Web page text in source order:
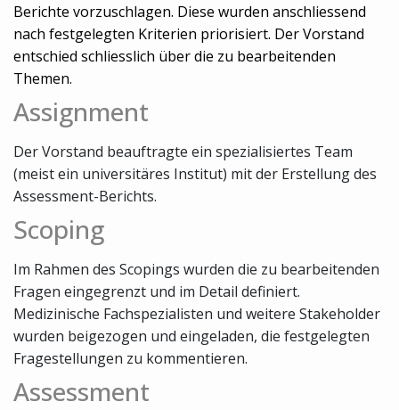
Berichte vorzuschlagen. Diese wurden anschliessend
nach festgelegten Kriterien priorisiert. Der Vorstand
entschied schliesslich über die zu bearbeitenden
Themen.
Assignment
Der Vorstand beauftragte ein spezialisiertes Team
(meist ein universitäres Institut) mit der Erstellung des
Assessment-Berichts.
Scoping
Im Rahmen des Scopings wurden die zu bearbeitenden
Fragen eingegrenzt und im Detail definiert.
Medizinische Fachspezialisten und weitere Stakeholder
wurden beigezogen und eingeladen, die festgelegten
Fragestellungen zu kommentieren.
Assessment